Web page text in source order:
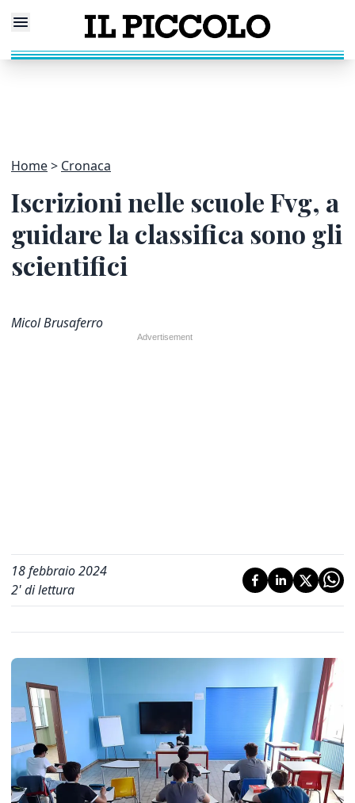
Home Cronaca
Iscrizioni nelle scuole Fvg, a
guidare la classifica sono gli
scientifici
Micol Brusaferro
18 febbraio 2024
2' di lettura